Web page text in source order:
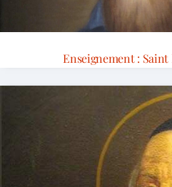
Enseignement : Saint